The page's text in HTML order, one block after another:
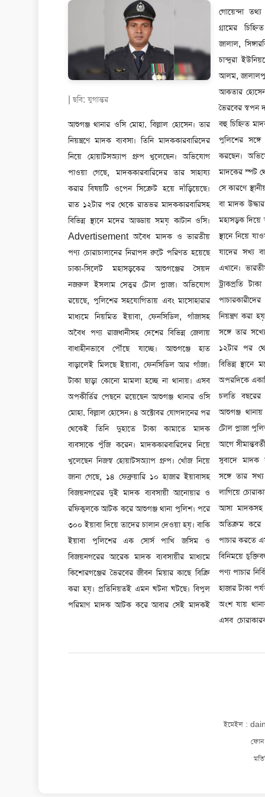
| ছবি: যুগান্তর
আশুগঞ্জ থানার ওসি মোহা. বিল্লাল হোসেন। তার
নিয়ন্ত্রণে মাদক ব্যবসা। তিনি মাদককারবারিদের
নিয়ে হোয়াটসঅ্যাপ গ্রুপ খুলেছেন। অভিযোগ
পাওয়া গেছে, মাদককারবারিদের তার সাহায্য
করার বিষয়টি ওপেন সিক্রেট হয়ে দাঁড়িয়েছে।
রাত ১২টার পর থেকে রাতভর মাদককারবারিসহ
বিভিন্ন স্থানে মদের আড্ডায় সময় কাটান ওসি।
Advertisement অবৈধ মাদক ও ভারতীয়
পণ্য চোরাচালানের নিরাপদ রুটে পরিণত হয়েছে
ঢাকা-সিলেট মহাসড়কের আশুগঞ্জের সৈয়দ
নজরুল ইসলাম সেতুর টোল প্লাজা। অভিযোগ
রয়েছে, পুলিশের সহযোগিতায় এবং মাসোহারার
মাধ্যমে নিয়মিত ইয়াবা, ফেনসিডিল, গাঁজাসহ
অবৈধ পণ্য রাজধানীসহ দেশের বিভিন্ন জেলায়
বাধাহীনভাবে পৌঁছে যাচ্ছে। আশুগঞ্জে হাত
বাড়ালেই মিলছে ইয়াবা, ফেনসিডিল আর গাঁজা।
টাকা ছাড়া কোনো মামলা হচ্ছে না থানায়। এসব
অপকীর্তির পেছনে রয়েছেন আশুগঞ্জ থানার ওসি
মোহা. বিল্লাল হোসেন। ৪ অক্টোবর যোগদানের পর
থেকেই তিনি দুহাতে টাকা কামাতে মাদক
ব্যবসাকে পুঁজি করেন। মাদককারবারিদের নিয়ে
খুলেছেন নিজস্ব হোয়াটসঅ্যাপ গ্রুপ। খোঁজ নিয়ে
জানা গেছে, ১৪ ফেব্রুয়ারি ১০ হাজার ইয়াবাসহ
বিজয়নগরের দুই মাদক ব্যবসায়ী আনোয়ার ও
রফিকুলকে আটক করে আশুগঞ্জ থানা পুলিশ। পরে
৩০০ ইয়াবা দিয়ে তাদের চালান দেওয়া হয়। বাকি
ইয়াবা পুলিশের এক সোর্স পাখি জসিম ও
বিজয়নগরের আরেক মাদক ব্যবসায়ীর মাধ্যমে
কিশোরগঞ্জের ভৈরবের জীবন মিয়ার কাছে বিক্রি
করা হয়। প্রতিনিয়তই এমন ঘটনা ঘটছে। বিপুল
পরিমাণ মাদক আটক করে আবার সেই মাদকই
গোয়েন্দা
গ্রামের
জালাল,
চান্দুরা
আলম,
আকতার
ভৈরবের স্বপন
বহু চিহ্নিত মাদক ও চোরাকারবারি এখন আশুগঞ্জ
পুলিশের সঙ্গে সমঝোতায় অবৈধ পণ্য পাচার
করছেন। অভিযোগ রয়েছে, আশুগঞ্জের প্রতিটি
মাদকের স্পট থেকে ওসির নামে টাকা নেওয়া হয়।
সে কারণে স্থানীয় কোনো মাদক ব্যবসায়ীকে আটক
বা মাদক উদ্ধার করা হয় না। যা আটক করা হয়
মহাসড়ক দিয়ে আশুগঞ্জ হয়ে ঢাকা বা দেশের অন্য
স্থানে নিয়ে যাওয়ার সময়। ওসি বা পুলিশের সঙ্গে
যাদের সখ্য বা চুক্তি নেই তারাই ধরা পড়ছে
এখানে। ভারতীয় জিরা ও চিনি পাচারের জন্য
ট্রাকপ্রতি টাকা নেন ওসি। মাদক ব্যবসায়ী ও
পাচারকারীদের হোয়াটসঅ্যাপ গ্রুপের মাধ্যমে
নিয়ন্ত্রণ করা হয়। আশুগঞ্জের মাদক ব্যবসায়ীদের
সঙ্গে তার সখ্যের বিষয়টি ওপেন সিক্রেট। রাত
১২টার পর থেকে রাতভর মাদক ব্যবসায়ীসহ
বিভিন্ন স্থানে মদের আড্ডায় সময় কাটান ওসি।
অপরদিকে একাধিক নির্ভরযোগ্য সূত্রে জানা গেছে,
চলতি বছরের ১৫ জানুয়ারি এসআই ইসহাক
আশুগঞ্জ থানায় যোগদানের তিন দিনের মধ্যেই
টোল প্লাজা পুলিশ ফাঁড়িতে যোগদান করেন। তারও
আগে সীমান্তবর্তী বিজয়নগর থানায় কর্মরত থাকার
সুবাদে মাদক ব্যবসায়ী এবং চোরাকারবারিদের
সঙ্গে তার সখ্য গড়ে ওঠে। এই সখ্যকে কাজে
লাগিয়ে চোরাকারবারিরা ভারত থেকে অবৈধ পথে
আসা মাদকসহ নানা পণ্য নিয়মিত টোল প্লাজা
অতিক্রম করে রাজধানী ও আশপাশের জেলায়
পাচার করতে এসআই ইসহাকের সঙ্গে মাসোহারার
বিনিময়ে চুক্তিবদ্ধ হন। এই পথে ভারতীয় অবৈধ
পণ্য পাচার নির্বিঘ্ন করতে গাড়িপ্রতি ৪০ থেকে ৫০
হাজার টাকা পর্যন্ত আদায় করা হয়, যার একটি বড়
অংশ যায় থানার ওসি মোহা. বিল্লালের পকেটে।
এসব
হোটেল
দিয়ে পার
ওসি বিল্লাল
(গত বছরের ৪
এপ্রিল) মাত্র
বোতল
হুইস্কি, ৩৫৪
১৩২ পিস ইয়াবা ট্যাবলেট আটক করা হয়। এসব
মাদকের বিপরীতে ১৬২ জনকে গ্রেফতার এবং
১০৬টি মামলা দেওয়া হয়। আশুগঞ্জ উপজেলা
বিএনপির সাবেক যুগ্ম সাধারণ সম্পাদক নাছির
মুন্সি ও উপজেলা বিএনপির ত্রাণ ও পুনর্বাসন
সম্পাদক ফয়সালকে ১ মার্চ মারধর করা হয়। সেই
মামলা নিতে ফয়সালের কাছে ২ লাখ টাকা দাবি
করেন ওসি। টাকা না দেওয়ায় মামলা নেওয়া
হয়নি। আশুগঞ্জ উপজেলা যুবলীগের সাবেক সদস্য
সচিব শাহিন আলম বকশির কাছ থেকে দেড় লাখ
টাকা নিয়েছেন ওসি। গ্রেফতার করা হবে না বলে
কৃষক লীগের বর্তমান সভাপতি নজরুল ইসলাম
বকুলের কাছ থেকে ২ লাখ টাকা নেন। পরে অবশ্য
ডিবি পুলিশ তাকে গ্রেফতার করে। তারপরও ওসি
তার কাছ থেকে ৫০ হাজার টাকা নেন আর কোনো
মামলা দেবেন না বলে। যুবলীগ নেতা শাহীন
মুন্সির কাছ থেকেও ওসি ৭০ হাজার টাকা
নিয়েছেন। মোট কথা ৫০ হাজার থেকে ২ লাখের
নিচে কোনো মামলা রেকর্ড করেন না ওসি। মামলা
হলেও আসামিদের কাছ থেকে টাকা নিয়ে মামলার
আসামি গ্রেফতার করেন না। এসব অভিযোগের
বিষয়ে ওসি বিল্লাল হোসেনের সঙ্গে যোগাযোগ করা
হলে তিনি বলেন, মাদক ব্যবসায়ীদের
সহযোগিতার বিষয়টি সত্য নয়। টোল প্লাজা থেকে
মাদক বা অবৈধ পণ্য পাওয়া গেলে মামলা দেওয়া
হয়। মাদকের সঙ্গে আমার কোনো ধরনের
সম্পৃক্ততা নেই। তবে পুলিশ সুপার এহতেশামুল
হক বলেন, মাদকের সঙ্গে পুলিশের সম্পৃক্ততার
বিষয়ে প্রত্যক্ষ ও পরোক্ষভাবে কোনো প্রমাণ
পাওয়া গেলে জড়িত ব্যক্তিদের বিরুদ্ধে কঠোর
ইমেইল :